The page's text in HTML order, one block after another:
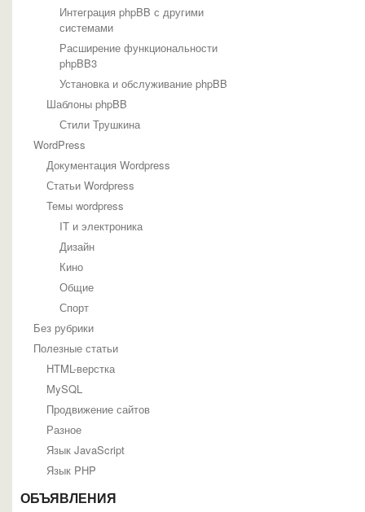
Интеграция phpBB с другими
системами
Расширение функциональности
phpBB3
Установка и обслуживание phpBB
Шаблоны phpBB
Стили Трушкина
WordPress
Документация Wordpress
Статьи Wordpress
Темы wordpress
IT и электроника
Дизайн
Кино
Общие
Спорт
Без рубрики
Полезные статьи
HTML-верстка
MySQL
Продвижение сайтов
Разное
Язык JavaScript
Язык PHP
ОБЪЯВЛЕНИЯ